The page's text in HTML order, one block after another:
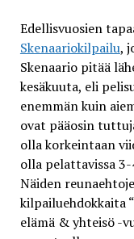
Edellisvuosien
Skenaariokilpailu,
Skenaario pitää
kesäkuuta, eli
enemmän kuin
ovat pääosin
olla korkeintaan
olla pelattavissa
Näiden
kilpailuehdokkaita
elämä & yhteisö -